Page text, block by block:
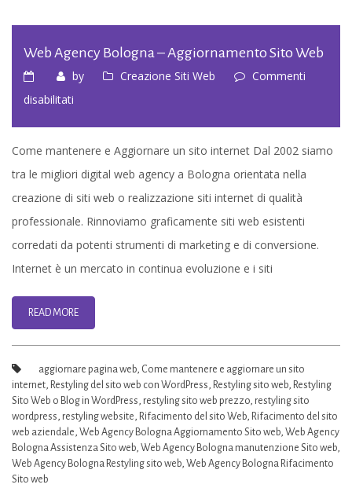
Web Agency Bologna – Aggiornamento Sito Web
by Creazione Siti Web
Commenti
disabilitati
Agency
Bologna
–
Aggiornamento
Sito
web
Come mantenere e Aggiornare un sito internet Dal 2002 siamo
tra le migliori digital web agency a Bologna orientata nella
creazione di siti web o realizzazione siti internet di qualità
professionale. Rinnoviamo graficamente siti web esistenti
corredati da potenti strumenti di marketing e di conversione.
Internet è un mercato in continua evoluzione e i siti
READ MORE
aggiornare pagina web, Come mantenere e aggiornare un sito
internet, Restyling del sito web con WordPress, Restyling sito web, Restyling
Sito Web o Blog in WordPress, restyling sito web prezzo, restyling sito
wordpress, restyling website, Rifacimento del sito Web, Rifacimento del sito
web aziendale, Web Agency Bologna Aggiornamento Sito web, Web Agency
Bologna Assistenza Sito web, Web Agency Bologna manutenzione Sito web,
Web Agency Bologna Restyling sito web, Web Agency Bologna Rifacimento
Sito web